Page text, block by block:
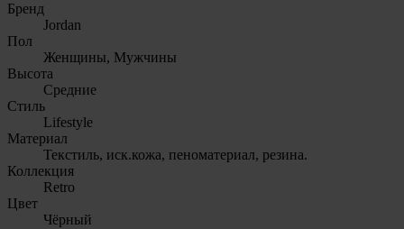
Бренд
Jordan
Пол
Женщины, Мужчины
Высота
Средние
Стиль
Lifestyle
Материал
Текстиль, иск.кожа, пеноматериал, резина.
Коллекция
Retro
Цвет
Чёрный